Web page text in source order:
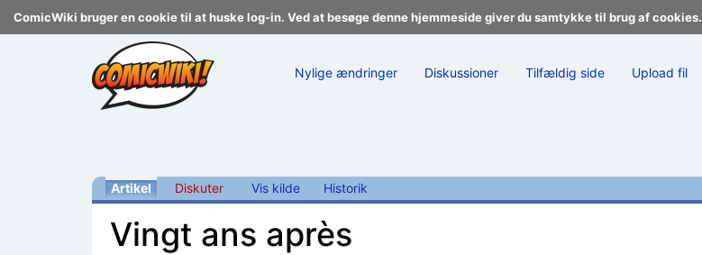
ComicWiki bruger en cookie til at huske log-in. Ved at besøge denne hjemmeside giver du samtykke til brug af cookies.
Nylige ændringer Diskussioner Tilfældig side Upload fil
Artikel Diskuter Vis kilde Historik
Vingt ans après